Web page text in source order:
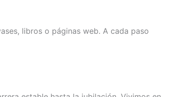
libros o páginas web. A cada paso